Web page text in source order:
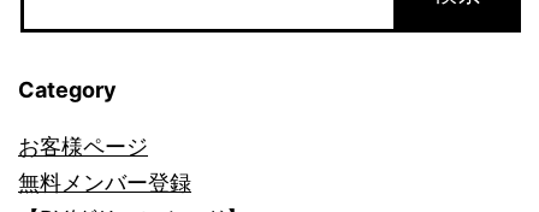
Category
お客様ページ
無料メンバー登録